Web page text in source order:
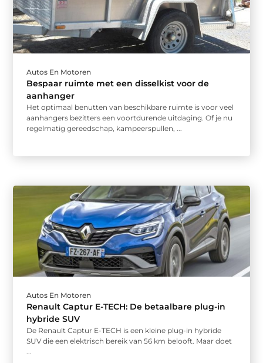
Autos En Motoren
Bespaar ruimte met een disselkist voor de
aanhanger
Het optimaal benutten van beschikbare ruimte is voor veel
aanhangers bezitters een voortdurende uitdaging. Of je nu
regelmatig gereedschap, kampeerspullen, ...
Autos En Motoren
Renault Captur E-TECH: De betaalbare plug-in
hybride SUV
De Renault Captur E-TECH is een kleine plug-in hybride
SUV die een elektrisch bereik van 56 km belooft. Maar doet